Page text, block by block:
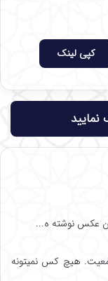
کپی لینک
عکس نوشته ه...
هیچ کس نمیتونه